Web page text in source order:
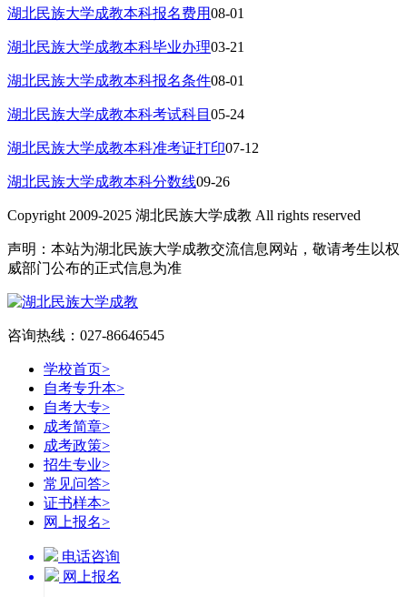
湖北民族大学成教本科报名费用08-01
湖北民族大学成教本科毕业办理03-21
湖北民族大学成教本科报名条件08-01
湖北民族大学成教本科考试科目 05-24
湖北民族大学成教本科准考证打印07-12
湖北民族大学成教本科分数线09-26
Copyright 2009-2025 湖北民族大学成教 All rights reserved
声明：本站为湖北民族大学成教交流信息网站，敬请考生以权
威部门公布的正式信息为准
咨询热线：027-86646545
学校首页>
自考专升本>
自考大专>
成考简章>
成考政策>
招生专业>
常见问答>
证书样本>
网上报名>
电话咨询
网上报名